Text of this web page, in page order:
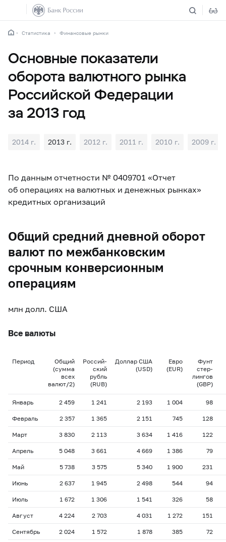
Статистика Финансовые рынки
Основные показатели
оборота валютного рынка
Российской Федерации
за 2013 год
2014 г. 2013 г. 2012 г. 2011 г. 2010 г. 2009 г.
По данным отчетности № 0409701 «Отчет
об операциях на валютных и денежных рынках»
кредитных организаций
Общий средний дневной оборот
валют по межбанковским
срочным конверсионным
операциям
млн долл. США
Все валюты
Период
Общий
(сумма
всех
валют/2)
Россий-
ский
рубль
(RUB)
Доллар США
(USD)
Евро
(EUR)
Фунт
стер-
лингов
(GBP)
Январь 2 459 1 241 2 193 1 004 98
Февраль 2 357 1 365 2 151 745 128
Март 3 830 2 113 3 634 1 416 122
Апрель 5 048 3 661 4 669 1 386 79
Май 5 738 3 575 5 340 1 900 231
Июнь 2 637 1 945 2 498 544 94
Июль 1 672 1 306 1 541 326 58
Август 4 224 2 703 4 031 1 272 151
Сентябрь 2 024 1 572 1 878 385 72